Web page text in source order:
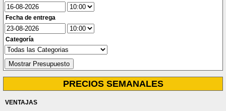
Fecha de entrega
Categoría
PRECIOS SEMANALES
VENTAJAS